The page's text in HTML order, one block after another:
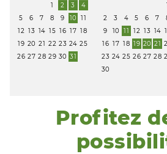
1 2 3
4
5
6 7 8 9 10
11
12 13 14 15 16 17 18
19 20 21 22 23 24 25
26 27 28 29 30 31
2
3 4 5 6 7
9
10 11 12 13 14
16 17 18 19 20 21
23 24 25 26 27 28
30
Profitez